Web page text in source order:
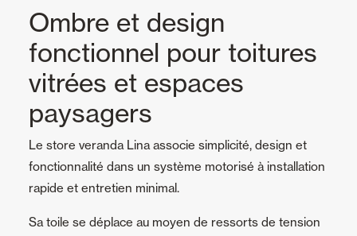
Ombre et design
fonctionnel pour toitures
vitrées et espaces
paysagers
Le store veranda Lina associe simplicité, design et
fonctionnalité dans un système motorisé à installation
rapide et entretien minimal.
Sa toile se déplace au moyen de ressorts de tension